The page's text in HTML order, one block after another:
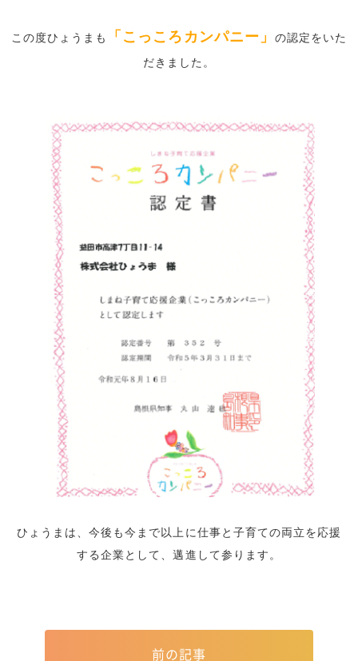
この度ひょうまも 「こっころカンパニー」
の認定をいた
だきました。
ひょうまは、今後も今まで以上に仕事と子育ての両立を応援
する企業として、邁進して参ります。
前の記事